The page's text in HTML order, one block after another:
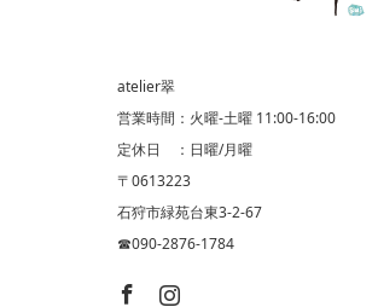
atelier翠
営業時間：火曜-土曜 11:00-16:00
定休日 ：日曜/月曜
〒0613223
石狩市緑苑台東3-2-67
☎︎090-2876-1784